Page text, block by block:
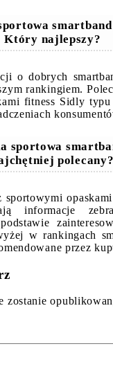
Który najlepszy?
o dobrych
rankingiem.
fitness Sidly typu
sportowa
polecany?
sportowymi
informacje
w rankingach
przez
zostanie